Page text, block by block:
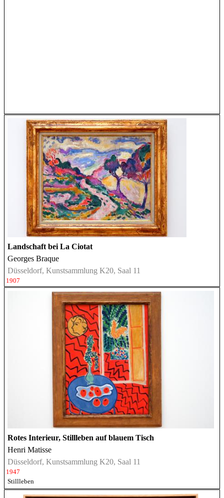
Landschaft bei La Ciotat
Georges Braque
Düsseldorf, Kunstsammlung K20, Saal 11
1907
Rotes Interieur, Stillleben auf blauem Tisch
Henri Matisse
Düsseldorf, Kunstsammlung K20, Saal 11
1947
Stillleben